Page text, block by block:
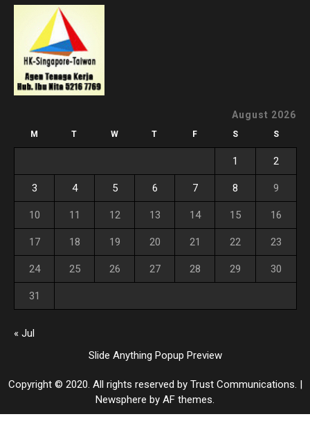
August 2026
M T W T F S S
1 2
3 4 5 6 7 8 9
10 11 12 13 14 15 16
17 18 19 20 21 22 23
24 25 26 27 28 29 30
31
« Jul
Slide Anything Popup Preview
Copyright © 2020. All rights reserved by Trust Communications. |
Newsphere by AF themes.